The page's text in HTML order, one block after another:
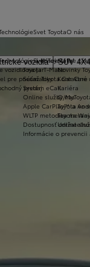
vozidlá SUV 4X4
vozidlo na jar
pre pneumatiky
predaj
a konektivita
Toyota T-Mate
Súťaž Toyota Car Care
Systém eCall
Online služby/
Apple CarPlay™ a
WLTP metodika
Dostupnosť online
Informácie o
Svet Toyota
Svet Toyota
Novinky
Kontaktné
Kariéra
O nas
Toyota vo
Toyota Way
O nás
Pre